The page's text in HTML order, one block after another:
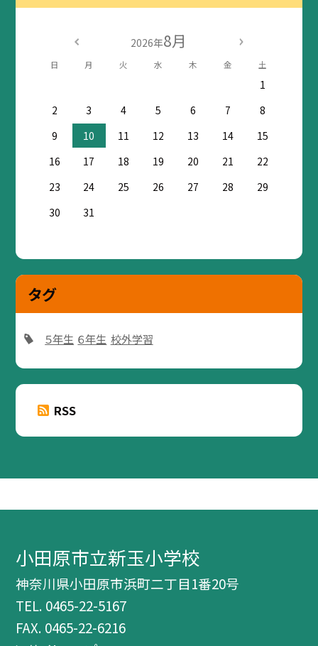
2026年8月
日 月 火 水 木 金 土
1
2
3 4 5 6 7
8
9
10 11 12 13 14
15
16
17 18 19 20 21
22
23
24 25 26 27 28
29
30
31
タグ
５年生 ６年生 校外学習
RSS
小田原市立新玉小学校
神奈川県小田原市浜町二丁目1番20号
TEL. 0465-22-5167
FAX. 0465-22-6216